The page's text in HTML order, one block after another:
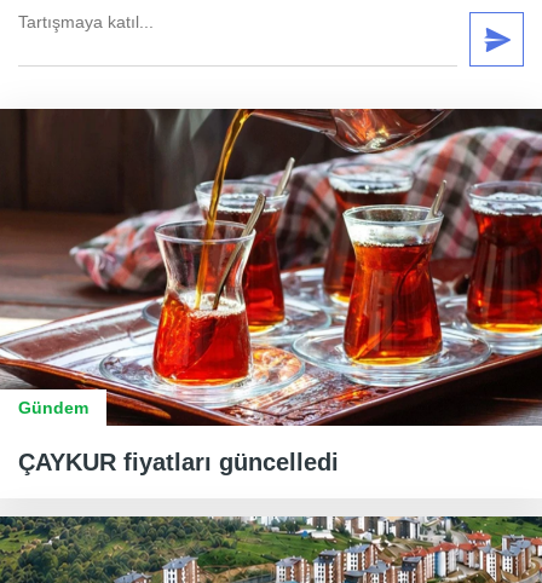
Gündem
ÇAYKUR fiyatları güncelledi